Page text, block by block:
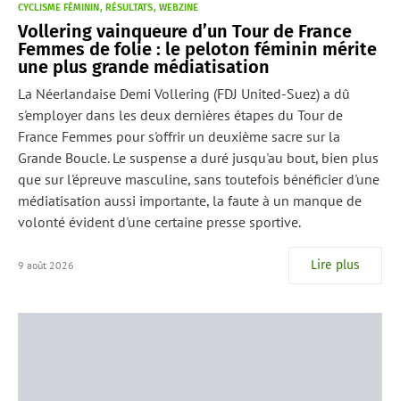
CYCLISME FÉMININ RÉSULTATS WEBZINE
Vollering vainqueure d’un Tour de France
Femmes de folie : le peloton féminin mérite
une plus grande médiatisation
La Néerlandaise Demi Vollering (FDJ United-Suez) a dû
s'employer dans les deux dernières étapes du Tour de
France Femmes pour s'offrir un deuxième sacre sur la
Grande Boucle. Le suspense a duré jusqu'au bout, bien plus
que sur l'épreuve masculine, sans toutefois bénéficier d'une
médiatisation aussi importante, la faute à un manque de
volonté évident d'une certaine presse sportive.
9 août 2026 Lire plus